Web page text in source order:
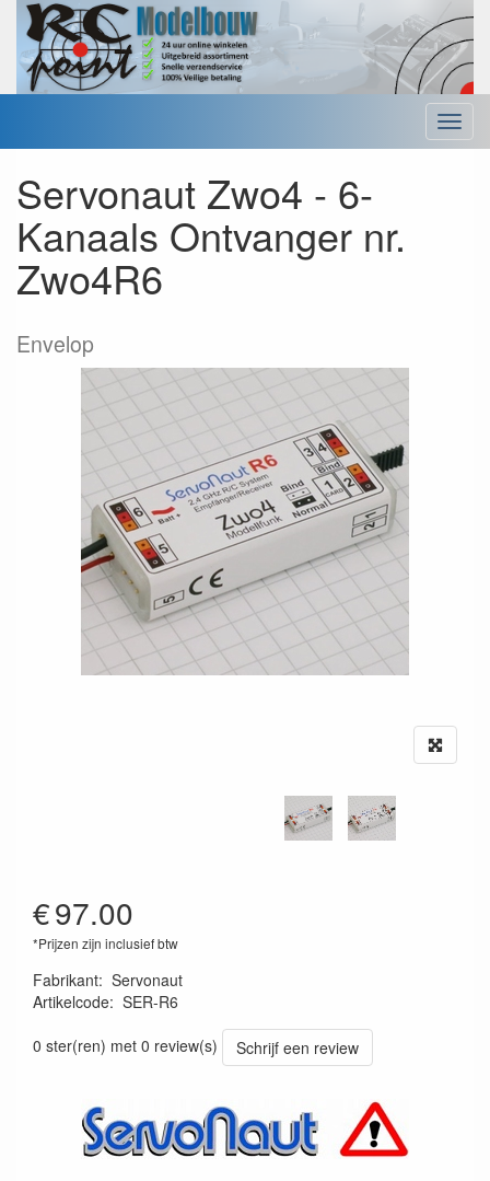
Menu
Servonaut Zwo4 - 6-
Kanaals Ontvanger nr.
Zwo4R6
Envelop
€97.00
*Prijzen zijn inclusief btw
Fabrikant: Servonaut
Artikelcode: SER-R6
0 ster(ren) met 0 review(s)
Schrijf een review